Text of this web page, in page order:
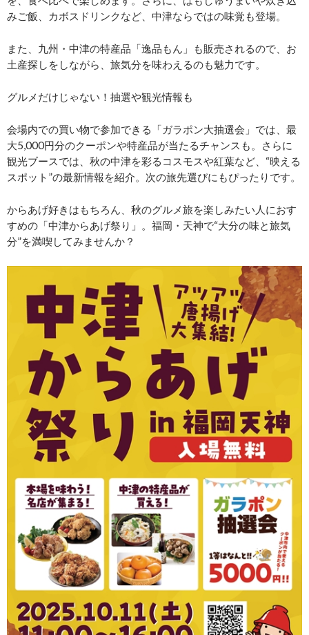
みご飯、カボスドリンクなど、中津ならではの味覚も登場。
また、九州・中津の特産品「逸品もん」も販売されるので、お
土産探しをしながら、旅気分を味わえるのも魅力です。
グルメだけじゃない！抽選や観光情報も
会場内での買い物で参加できる「ガラポン大抽選会」では、最
大5,000円分のクーポンや特産品が当たるチャンスも。さらに
観光ブースでは、秋の中津を彩るコスモスや紅葉など、“映える
スポット”の最新情報を紹介。次の旅先選びにもぴったりです。
からあげ好きはもちろん、秋のグルメ旅を楽しみたい人におす
すめの「中津からあげ祭り」。福岡・天神で“大分の味と旅気
分”を満喫してみませんか？